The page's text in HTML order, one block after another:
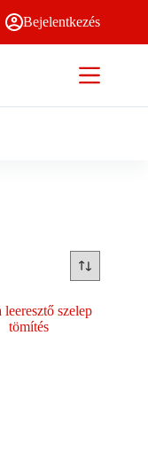
Bejelentkezés